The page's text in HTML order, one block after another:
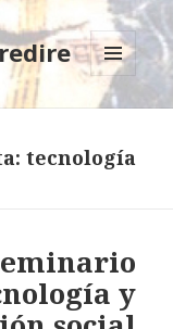
MENÚ
Y
tecnología
y